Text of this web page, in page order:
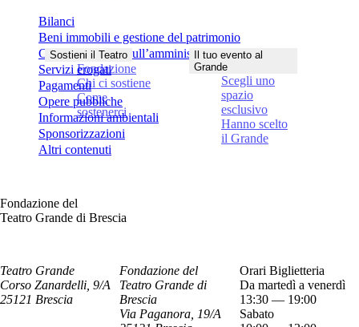
Sostieni il Teatro
Fondazione
Chi ci sostiene
Come
sostenerci
Il tuo evento al
Grande
Scegli uno
spazio
esclusivo
Hanno scelto
il Grande
Bilanci
Beni immobili e gestione del patrimonio
Controlli e rilievi sull’amministrazione
Servizi erogati
Pagamenti
Opere pubbliche
Informazioni ambientali
Sponsorizzazioni
Altri contenuti
Fondazione del
Teatro Grande di Brescia
Teatro Grande
Corso Zanardelli, 9/A
25121 Brescia
Fondazione del
Teatro Grande di
Brescia
Via Paganora, 19/A
Orari Biglietteria
Da martedì a venerdì
13:30 — 19:00
Sabato